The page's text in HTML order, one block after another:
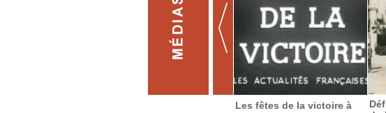
Les fêtes de la victoire à